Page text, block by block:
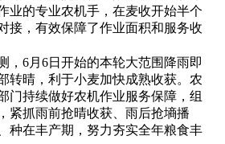
业的专业农机手，在麦收开始半个
接，有效保障了作业面积和服务收
月6日开始的本轮大范围降雨即
转晴，利于小麦加快成熟收获。农
门持续做好农机作业服务保障，组
紧抓雨前抢晴收获、雨后抢墒播
种在丰产期，努力夯实全年粮食丰